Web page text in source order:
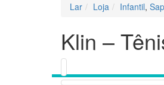
Lar
Loja Infantil,
Klin –